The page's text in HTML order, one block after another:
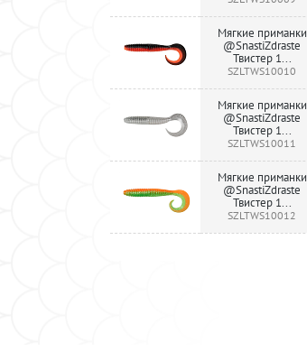
Мягкие приманки
@SnastiZdraste
Твистер 1...
SZLTWS10010
Мягкие приманки
@SnastiZdraste
Твистер 1...
SZLTWS10011
Мягкие приманки
@SnastiZdraste
Твистер 1...
SZLTWS10012